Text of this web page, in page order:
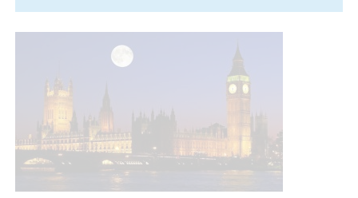
chocolate para terminar relajándonos en las playas de